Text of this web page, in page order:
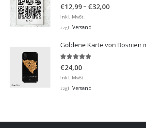
5.00von 5
€12,99– €32,00Preisspanne:
Inkl. MwSt.
zzgl. Versand
Goldene Karte von Bosnien
€24,00
Inkl. MwSt.
zzgl. Versand